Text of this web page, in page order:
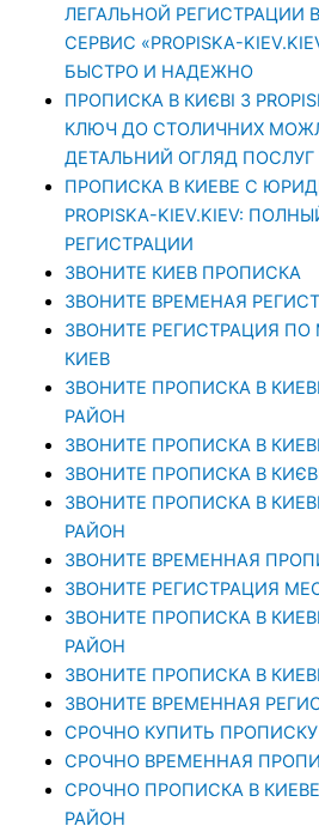
ЛЕГАЛЬНОЙ РЕГИСТРАЦИИ
СЕРВИС «PROPISKA-
БЫСТРО И НАДЕЖНО
ПРОПИСКА В КИЄВІ З
КЛЮЧ ДО СТОЛИЧНИХ
ДЕТАЛЬНИЙ ОГЛЯД ПОСЛУГ
ПРОПИСКА В КИЕВЕ С
PROPISKA-KIEV.KIEV:
РЕГИСТРАЦИИ
ЗВОНИТЕ КИЕВ ПРОПИСКА
ЗВОНИТЕ ВРЕМЕНАЯ
ЗВОНИТЕ РЕГИСТРАЦИЯ
КИЕВ
ЗВОНИТЕ ПРОПИСКА В
РАЙОН
ЗВОНИТЕ ПРОПИСКА В
ЗВОНИТЕ ПРОПИСКА В
ЗВОНИТЕ ПРОПИСКА В
РАЙОН
ЗВОНИТЕ ВРЕМЕННАЯ
ЗВОНИТЕ РЕГИСТРАЦИЯ
ЗВОНИТЕ ПРОПИСКА В
РАЙОН
ЗВОНИТЕ ПРОПИСКА В
ЗВОНИТЕ ВРЕМЕННАЯ
СРОЧНО КУПИТЬ ПРОПИСКУ
СРОЧНО ВРЕМЕННАЯ
СРОЧНО ПРОПИСКА В
РАЙОН